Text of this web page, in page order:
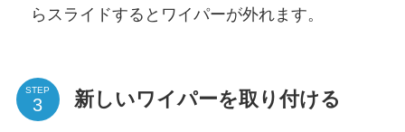
らスライドするとワイパーが外れます。
STEP 新しいワイパーを取り付ける